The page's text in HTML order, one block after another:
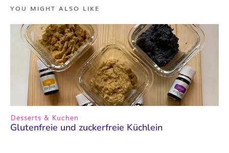
YOU MIGHT ALSO LIKE
Desserts & Kuchen
Glutenfreie und zuckerfreie Küchlein